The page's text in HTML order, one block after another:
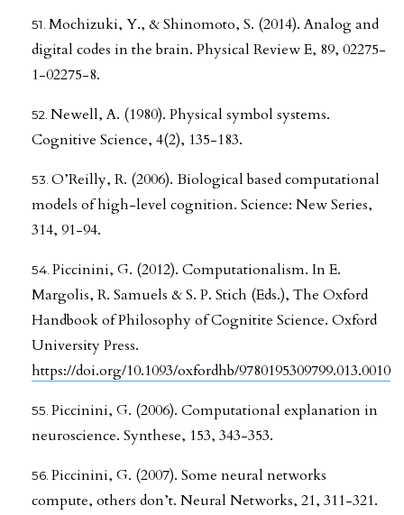
Mochizuki, Y., & Shinomoto, S. (2014). Analog and
digital codes in the brain. Physical Review E, 89, 02275-
1-02275-8.
Newell, A. (1980). Physical symbol systems.
Cognitive Science, 4(2), 135-183.
O’Reilly, R. (2006). Biological based computational
models of high-level cognition. Science: New Series,
314, 91-94.
Piccinini, G. (2012). Computationalism. In E.
Margolis, R. Samuels & S. P. Stich (Eds.), The Oxford
Handbook of Philosophy of Cognitite Science. Oxford
University Press.
https://doi.org/10.1093/oxfordhb/9780195309799.013.0010
Piccinini, G. (2006). Computational explanation in
neuroscience. Synthese, 153, 343-353.
Piccinini, G. (2007). Some neural networks
compute, others don’t. Neural Networks, 21, 311-321.